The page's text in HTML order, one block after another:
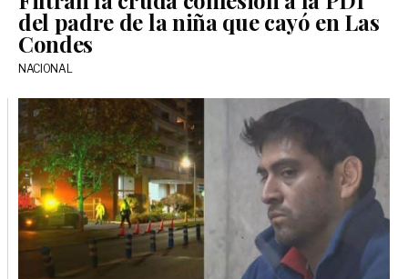
del padre de la niña que cayó en Las
Condes
NACIONAL